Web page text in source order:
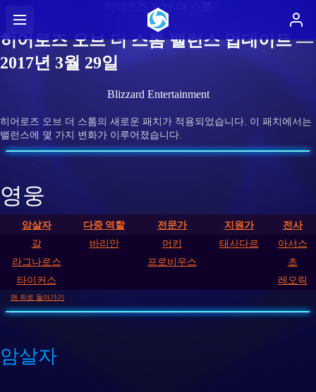
히어로즈 오브 더 스톰
히어로즈 오브 더 스톰 밸런스 업데이트 —
2017년 3월 29일
Blizzard Entertainment
히어로즈 오브 더 스톰의 새로운 패치가 적용되었습니다. 이 패치에서는
밸런스에 몇 가지 변화가 이루어졌습니다.
영웅
암살자 다중 역할 전문가 지원가 전사
갈 바리안 머키 태사다르
아서스
라그나로스
프로비우스
초
타이커스
레오릭
맨 위로 돌아가기
암살자